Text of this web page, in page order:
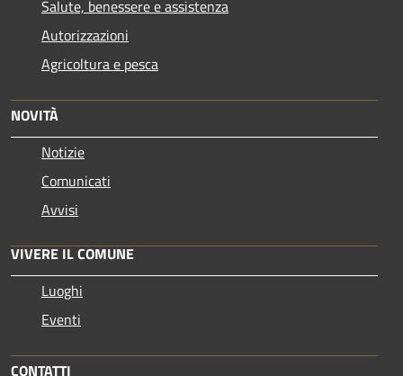
Salute, benessere e assistenza
Autorizzazioni
Agricoltura e pesca
NOVITÀ
Notizie
Comunicati
Avvisi
VIVERE IL COMUNE
Luoghi
Eventi
CONTATTI